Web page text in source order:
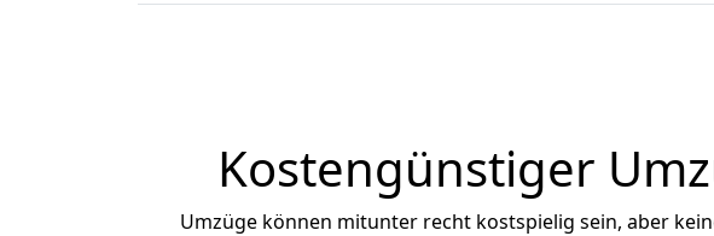
Kostengünstiger
Umzüge können mitunter recht kostspielig sein, aber